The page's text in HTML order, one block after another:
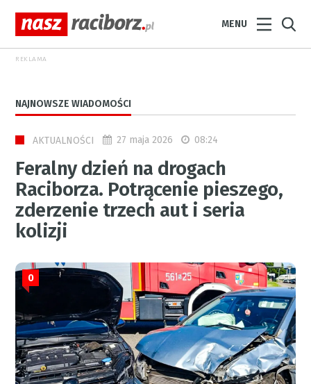
MENU
REKLAMA
NAJNOWSZE WIADOMOŚCI
AKTUALNOŚCI 27 maja 2026 08:24
Feralny dzień na drogach
Raciborza. Potrącenie pieszego,
zderzenie trzech aut i seria
kolizji
0